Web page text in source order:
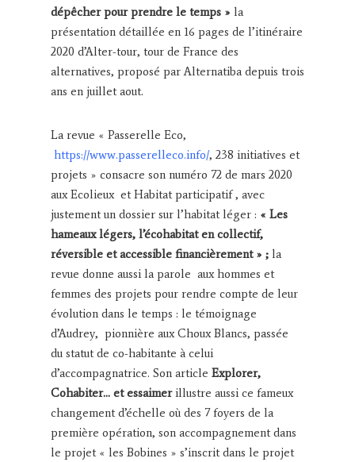
dépêcher pour prendre le temps » la
présentation détaillée en 16 pages de l’itinéraire
2020 d’Alter-tour, tour de France des
alternatives, proposé par Alternatiba depuis trois
ans en juillet aout.
La revue « Passerelle Eco,
https://www.passerelleco.info/, 238 initiatives et
projets » consacre son numéro 72 de mars 2020
aux Ecolieux et Habitat participatif , avec
justement un dossier sur l’habitat léger : « Les
hameaux légers, l’écohabitat en collectif,
réversible et accessible financièrement » ; la
revue donne aussi la parole aux hommes et
femmes des projets pour rendre compte de leur
évolution dans le temps : le témoignage
d’Audrey, pionnière aux Choux Blancs, passée
du statut de co-habitante à celui
d’accompagnatrice. Son article Explorer,
Cohabiter… et essaimerillustre aussi ce fameux
changement d’échelle où des 7 foyers de la
première opération, son accompagnement dans
le projet « les Bobines » s’inscrit dans le projet